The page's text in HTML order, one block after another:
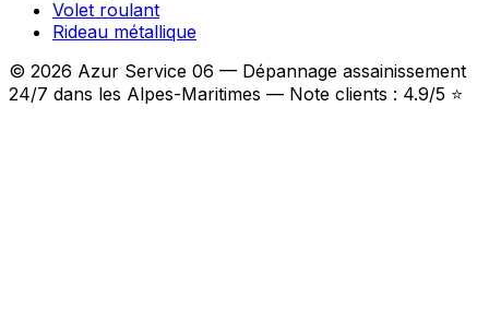
Volet roulant
Rideau métallique
© 2026 Azur Service 06 — Dépannage assainissement
24/7 dans les Alpes-Maritimes — Note clients : 4.9/5 ⭐